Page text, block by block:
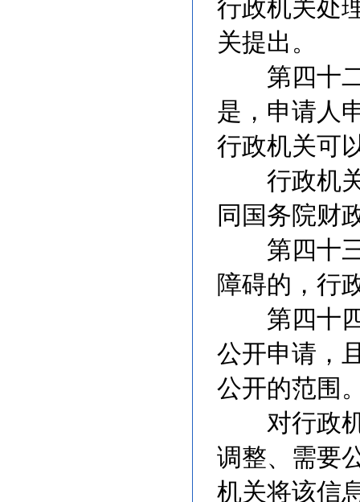
关提出。
第四十二
是，申请人
行政机关可
行政机关
同国务院财
第四十三
障碍的，行
第四十四
公开申请，
公开的范围
对行政机
调整、需要
机关将该信